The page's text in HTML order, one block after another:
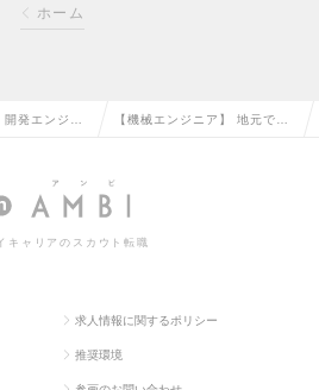
ホーム
開発エンジニ
ロ・自動車）
【機械エンジニア】 地元でキ
る！BREXATechnologyで。
キャリアのスカウト転職
求人情報に関するポリシー
推奨環境